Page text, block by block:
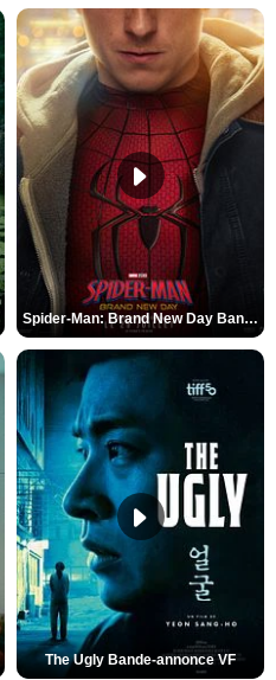
Spider-Man: Brand New Day Bande-annonce (3) VO STFR
The Ugly Bande-annonce VF